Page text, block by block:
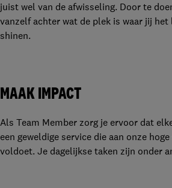
juist wel van de afwisseling. Door te
vanzelf achter wat de plek is waar jij
shinen.
MAAK IMPACT
Als Team Member zorg je ervoor dat
een geweldige service die aan onze
voldoet. Je dagelijkse taken zijn onder